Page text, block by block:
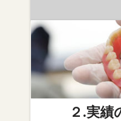
２.実績